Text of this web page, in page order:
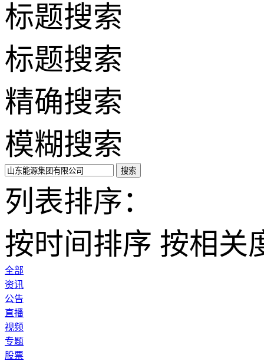
标题搜索
标题搜索
精确搜索
模糊搜索
搜索
列表排序：
按时间排序 按相关
全部
资讯
公告
直播
视频
专题
股票